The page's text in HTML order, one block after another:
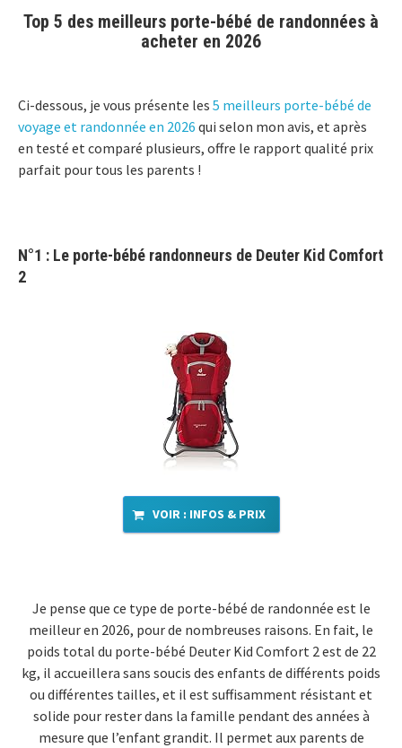
Top 5 des meilleurs porte-bébé de randonnées à
acheter en 2026
Ci-dessous, je vous présente les 5 meilleurs porte-bébé de
voyage et randonnée en 2026 qui selon mon avis, et après
en testé et comparé plusieurs, offre le rapport qualité prix
parfait pour tous les parents !
N°1 : Le porte-bébé randonneurs de Deuter Kid Comfort
2
VOIR : INFOS & PRIX
Je pense que ce type de porte-bébé de randonnée est le
meilleur en 2026, pour de nombreuses raisons. En fait, le
poids total du porte-bébé Deuter Kid Comfort 2 est de 22
kg, il accueillera sans soucis des enfants de différents poids
ou différentes tailles, et il est suffisamment résistant et
solide pour rester dans la famille pendant des années à
mesure que l’enfant grandit. Il permet aux parents de